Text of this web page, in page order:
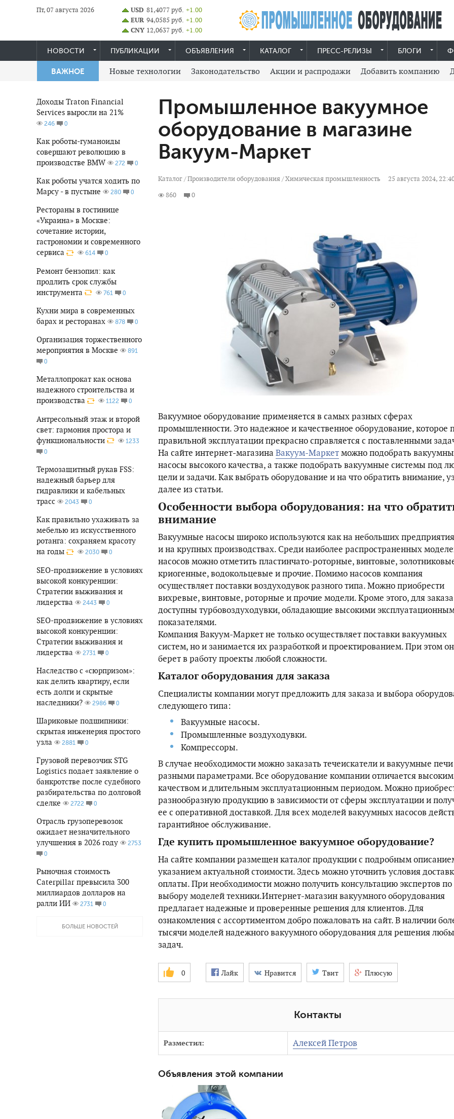
Пт, 07 августа 2026 USD 81,4077 руб. +1.00
EUR 94,0585 руб. +1.00
CNY 12,0637 руб. +1.00
НОВОСТИ ПУБЛИКАЦИИ ОБЪЯВЛЕНИЯ КАТАЛОГ ПРЕСС-РЕЛИЗЫ БЛОГИ
ВАЖНОЕ Новые технологии Законодательство Акции и распродажи Добавить компанию
Доходы Traton Financial
Services выросли на 21%
246 0
Как роботы-гуманоиды
совершают революцию в
производстве BMW
272 0
Как роботы учатся ходить по
Марсу - в пустыне
280 0
Рестораны в гостинице
«Украина» в Москве:
сочетание истории,
гастрономии и современного
сервиса
614 0
Ремонт бензопил: как
продлить срок службы
инструмента
761 0
Кухни мира в современных
барах и ресторанах
878 0
Организация торжественного
мероприятия в Москве
891
0
Металлопрокат как основа
надежного строительства и
производства
1122 0
Антресольный этаж и второй
свет: гармония простора и
функциональности
1233
0
Термозащитный рукав FSS:
надежный барьер для
гидравлики и кабельных
трасс
2043 0
Как правильно ухаживать за
мебелью из искусственного
ротанга: сохраняем красоту
на годы
2030 0
SEO-продвижение в условиях
высокой конкуренции:
Стратегии выживания и
лидерства
2443 0
SEO-продвижение в условиях
высокой конкуренции:
Стратегии выживания и
лидерства
2731 0
Наследство с «сюрпризом»:
как делить квартиру, если
есть долги и скрытые
наследники?
2986 0
Шариковые подшипники:
скрытая инженерия простого
узла
2881 0
Грузовой перевозчик STG
Logistics подает заявление о
банкротстве после судебного
разбирательства по долговой
сделке
2722 0
Отрасль грузоперевозок
ожидает незначительного
улучшения в 2026 году
2753
0
Рыночная стоимость
Caterpillar превысила 300
миллиардов долларов на
ралли ИИ
2731 0
БОЛЬШЕ НОВОСТЕЙ
Промышленное вакуумное
оборудование в магазине
Вакуум-Маркет
Каталог/Производители оборудования/Химическая промышленность
25 августа 2024,
860
0
Вакуумное оборудование применяется в самых разных сферах
промышленности. Это надежное и качественное оборудование, которое
правильной эксплуатации прекрасно справляется с поставленными
На сайте интернет-магазина Вакуум-Маркетможно подобрать
насосы высокого качества, а также подобрать вакуумные системы под
цели и задачи. Как выбрать оборудование и на что обратить внимание,
далее из статьи.
Особенности выбора оборудования: на что
внимание
Вакуумные насосы широко используются как на небольших
и на крупных производствах. Среди наиболее распространенных
насосов можно отметить пластинчато-роторные, винтовые,
криогенные, водокольцевые и прочие. Помимо насосов компания
осуществляет поставки воздуходувок разного типа. Можно приобрести
вихревые, винтовые, роторные и прочие модели. Кроме этого, для заказа
доступны турбовоздуходувки, обладающие высокими
показателями.
Компания Вакуум-Маркет не только осуществляет поставки вакуумных
систем, но и занимается их разработкой и проектированием. При этом
берет в работу проекты любой сложности.
Каталог оборудования для заказа
Специалисты компании могут предложить для заказа и выбора
следующего типа:
Вакуумные насосы.
Промышленные воздуходувки.
Компрессоры.
В случае необходимости можно заказать течеискатели и вакуумные печи
разными параметрами. Все оборудование компании отличается высоким
качеством и длительным эксплуатационным периодом. Можно
разнообразную продукцию в зависимости от сферы эксплуатации и
ее с оперативной доставкой. Для всех моделей вакуумных насосов
гарантийное обслуживание.
Где купить промышленное вакуумное оборудование?
На сайте компании размещен каталог продукции с подробным
указанием актуальной стоимости. Здесь можно уточнить условия
оплаты. При необходимости можно получить консультацию экспертов по
выбору моделей техники.Интернет-магазин вакуумного оборудования
предлагает надежные и проверенные решения для клиентов. Для
ознакомления с ассортиментом добро пожаловать на сайт. В наличии
тысячи моделей надежного вакуумного оборудования для решения
задач.
0 Лайк Нравится Твит Плюсую
Контакты
Разместил: Алексей Петров
Объявления этой компании